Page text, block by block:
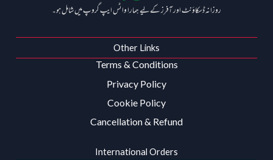
روزانہ ڈسکاؤنٹ اور آفرز کے لیے ہمارا واٹس ایپ گروپ میں شامل ہو۔
Other Links
Terms & Conditions
Privacy Policy
Cookie Policy
Cancellation & Refund
International Orders